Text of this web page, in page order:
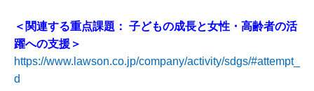
＜関連する重点課題： 子どもの成長と女性・高齢者の活
躍への支援＞
https://www.lawson.co.jp/company/activity/sdgs/#attempt_
d